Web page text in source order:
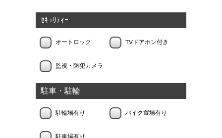
ｾｷｭﾘﾃｨｰ
オートロック TVドアホン付き
監視・防犯カメラ
駐車・駐輪
駐輪場有り バイク置場有り
駐車場有り